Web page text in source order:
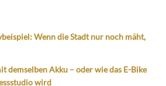
Wenn die Stadt nur noch mäht,
demselben Akku – oder wie das E-Bike
wird